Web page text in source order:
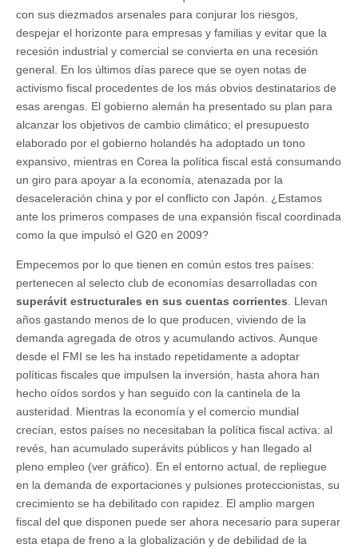
con sus diezmados arsenales para conjurar los riesgos,
despejar el horizonte para empresas y familias y evitar que la
recesión industrial y comercial se convierta en una recesión
general. En los últimos días parece que se oyen notas de
activismo fiscal procedentes de los más obvios destinatarios de
esas arengas. El gobierno alemán ha presentado su plan para
alcanzar los objetivos de cambio climático; el presupuesto
elaborado por el gobierno holandés ha adoptado un tono
expansivo, mientras en Corea la política fiscal está consumando
un giro para apoyar a la economía, atenazada por la
desaceleración china y por el conflicto con Japón. ¿Estamos
ante los primeros compases de una expansión fiscal coordinada
como la que impulsó el G20 en 2009?
Empecemos por lo que tienen en común estos tres países:
pertenecen al selecto club de economías desarrolladas con
superávit estructurales en sus cuentas corrientes . Llevan
años gastando menos de lo que producen, viviendo de la
demanda agregada de otros y acumulando activos. Aunque
desde el FMI se les ha instado repetidamente a adoptar
políticas fiscales que impulsen la inversión, hasta ahora han
hecho oídos sordos y han seguido con la cantinela de la
austeridad. Mientras la economía y el comercio mundial
crecían, estos países no necesitaban la política fiscal activa: al
revés, han acumulado superávits públicos y han llegado al
pleno empleo (ver gráfico). En el entorno actual, de repliegue
en la demanda de exportaciones y pulsiones proteccionistas, su
crecimiento se ha debilitado con rapidez. El amplio margen
fiscal del que disponen puede ser ahora necesario para superar
esta etapa de freno a la globalización y de debilidad de la